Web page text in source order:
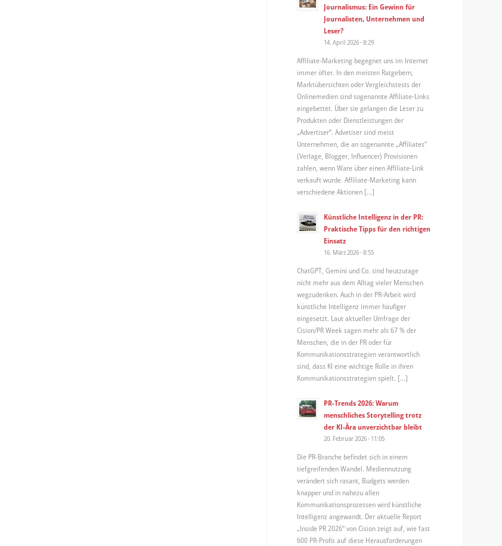
Journalismus: Ein Gewinn für
Journalisten, Unternehmen und
Leser?
14. April 2026 - 8:29
Affiliate-Marketing begegnet uns im Internet
immer öfter. In den meisten Ratgebern,
Marktübersichten oder Vergleichstests der
Onlinemedien sind sogenannte Affiliate-Links
eingebettet. Über sie gelangen die Leser zu
Produkten oder Dienstleistungen der
„Advertiser“. Advetiser sind meist
Unternehmen, die an sogenannte „Affiliates“
(Verlage, Blogger, Influencer) Provisionen
zahlen, wenn Ware über einen Affiliate-Link
verkauft wurde. Affiliate-Marketing kann
verschiedene Aktionen […]
Künstliche Intelligenz in der PR:
Praktische Tipps für den richtigen
Einsatz
16. März 2026 - 8:55
ChatGPT, Gemini und Co. sind heutzutage
nicht mehr aus dem Alltag vieler Menschen
wegzudenken. Auch in der PR-Arbeit wird
künstliche Intelligenz immer häufiger
eingesetzt. Laut aktueller Umfrage der
Cision/PR Week sagen mehr als 67 % der
Menschen, die in der PR oder für
Kommunikationsstrategien verantwortlich
sind, dass KI eine wichtige Rolle in ihren
Kommunikationsstrategien spielt. […]
PR-Trends 2026: Warum
menschliches Storytelling trotz
der KI-Ära unverzichtbar bleibt
20. Februar 2026 - 11:05
Die PR-Branche befindet sich in einem
tiefgreifenden Wandel. Mediennutzung
verändert sich rasant, Budgets werden
knapper und in nahezu allen
Kommunikationsprozessen wird künstliche
Intelligenz angewandt. Der aktuelle Report
„Inside PR 2026“ von Cision zeigt auf, wie fast
600 PR-Profis auf diese Herausforderungen